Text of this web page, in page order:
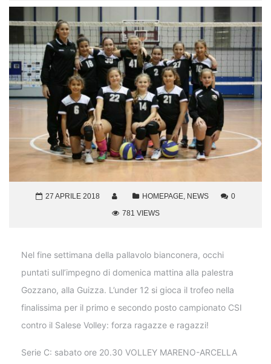
27 APRILE 2018 HOMEPAGE, NEWS
0
781 VIEWS
Nel fine settimana della pallavolo bianconera, occhi
puntati sull’impegno di domenica mattina alla palestra
Gozzano, alla Guizza. L’under 12 si gioca il trofeo nella
finalissima per il primo e secondo posto campionato CSI
contro il Salese Volley: forza ragazze e ragazzi!
Serie C: sabato ore 20.30 VOLLEY MARENO-ARCELLA